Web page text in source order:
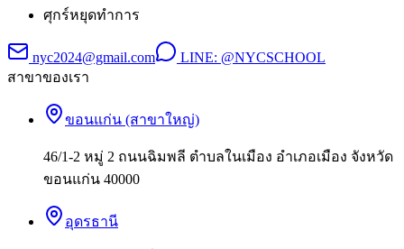
ศุกร์หยุดทำการ
nyc2024@gmail.com LINE: @NYCSCHOOL
สาขาของเรา
ขอนแก่น (สาขาใหญ่)
46/1-2 หมู่ 2 ถนนฉิมพลี ตำบลในเมือง อำเภอเมือง จังหวัด
ขอนแก่น 40000
อุดรธานี